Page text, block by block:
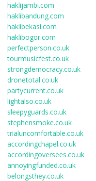
haklijambi.com
haklibandung.com
haklibekasi.com
haklibogor.com
perfectperson.co.uk
tourmusicfest.co.uk
strongdemocracy.co.uk
dronetotal.co.uk
partycurrent.co.uk
lightalso.co.uk
sleepyguards.co.uk
stephensmoke.co.uk
trialuncomfortable.co.uk
accordingchapel.co.uk
accordingoversees.co.uk
annoyingfunded.co.uk
belongsthey.co.uk